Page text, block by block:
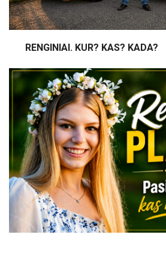
RENGINIAI. KUR? KAS? KADA?